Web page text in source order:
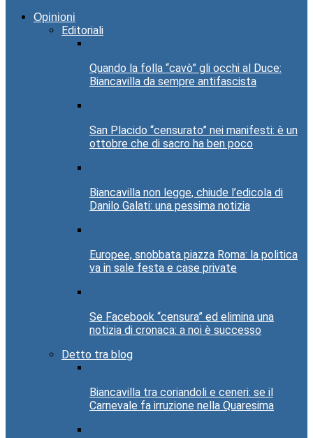
Opinioni
Editoriali
Quando la folla “cavò” gli occhi al Duce:
Biancavilla da sempre antifascista
San Placido “censurato” nei manifesti: è un
ottobre che di sacro ha ben poco
Biancavilla non legge, chiude l’edicola di
Danilo Galati: una pessima notizia
Europee, snobbata piazza Roma: la politica
va in sale festa e case private
Se Facebook “censura” ed elimina una
notizia di cronaca: a noi è successo
Detto tra blog
Biancavilla tra coriandoli e ceneri: se il
Carnevale fa irruzione nella Quaresima